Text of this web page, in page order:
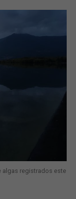
algas registrados este